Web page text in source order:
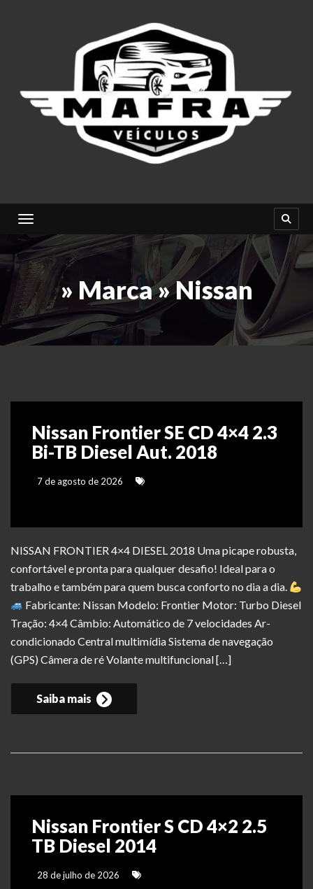
Toggle navigation
» Marca » Nissan
Nissan Frontier SE CD 4×4 2.3
Bi-TB Diesel Aut. 2018
7 de agosto de 2026
NISSAN FRONTIER 4×4 DIESEL 2018 Uma picape robusta,
confortável e pronta para qualquer desafio! Ideal para o
trabalho e também para quem busca conforto no dia a dia.
Fabricante: Nissan Modelo: Frontier Motor: Turbo Diesel
Tração: 4×4 Câmbio: Automático de 7 velocidades Ar-
condicionado Central multimídia Sistema de navegação
(GPS) Câmera de ré Volante multifuncional […]
Saiba mais
Nissan Frontier S CD 4×2 2.5
TB Diesel 2014
28 de julho de 2026